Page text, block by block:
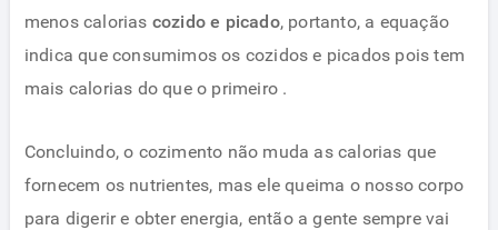
menos calorias cozido e picado, portanto, a equação
indica que consumimos os cozidos e picados pois tem
mais calorias do que o primeiro .
Concluindo, o cozimento não muda as calorias que
fornecem os nutrientes, mas ele queima o nosso corpo
para digerir e obter energia, então a gente sempre vai